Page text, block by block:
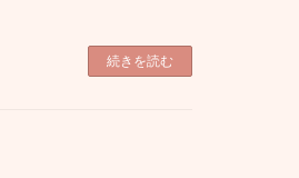
続きを読む